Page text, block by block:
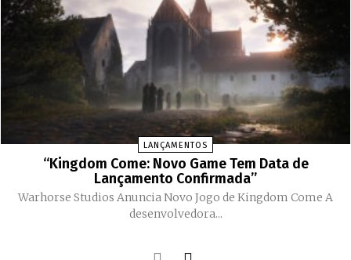
LANÇAMENTOS
“Kingdom Come: Novo Game Tem Data de
Lançamento Confirmada”
Warhorse Studios Anuncia Novo Jogo de Kingdom Come A
desenvolvedora...